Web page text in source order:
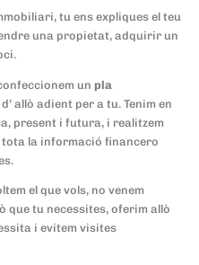
tu ens expliques el teu
una propietat, adquirir un
un pla
allò adient per a tu. Tenim en
present i futura, i realitzem
la informació financero
el que vols, no venem
que tu necessites, oferim allò
i evitem visites